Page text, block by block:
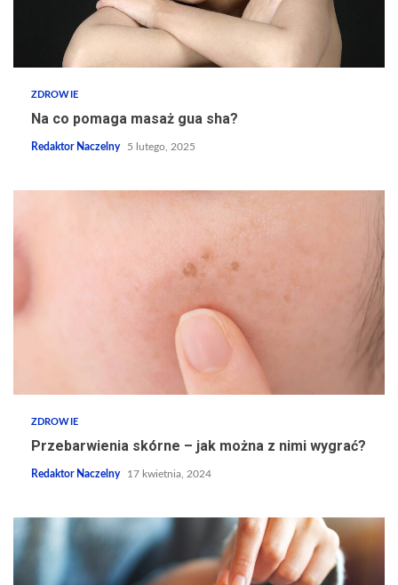
ZDROWIE
Na co pomaga masaż gua sha?
Redaktor Naczelny 5 lutego, 2025
ZDROWIE
Przebarwienia skórne – jak można z nimi wygrać?
Redaktor Naczelny 17 kwietnia, 2024